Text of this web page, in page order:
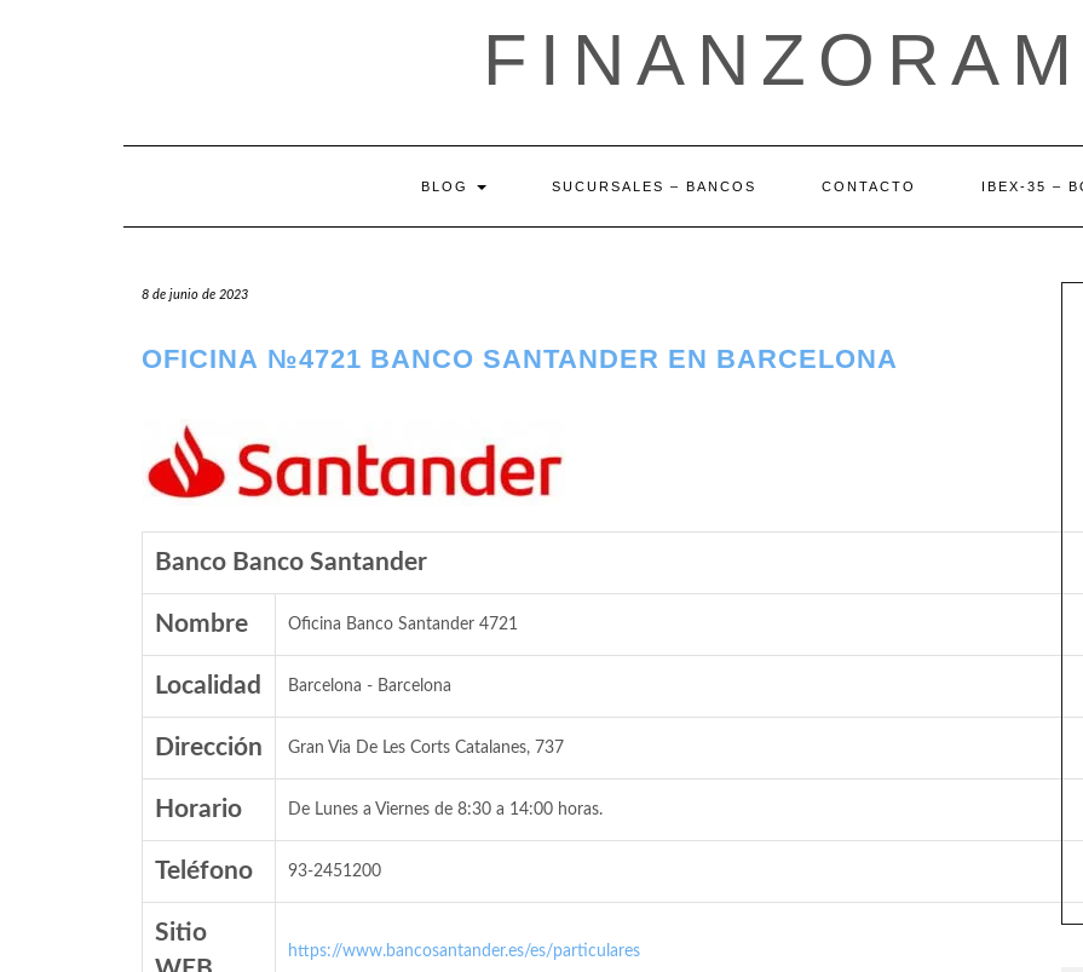
BLOG SUCURSALES – BANCOS CONTACTO IBEX-35 –
8 de junio de 2023
OFICINA №4721 BANCO SANTANDER EN BARCELONA
Banco Banco Santander
Nombre Oficina Banco Santander 4721
Localidad Barcelona - Barcelona
Dirección Gran Via De Les Corts Catalanes, 737
Horario De Lunes a Viernes de 8:30 a 14:00 horas.
Teléfono 93-2451200
Sitio
https://www.bancosantander.es/es/particulares